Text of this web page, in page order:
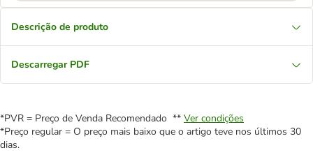
Descrição de produto
Descarregar PDF
*PVR = Preço de Venda Recomendado ** Ver condições
*Preço regular = O preço mais baixo que o artigo teve nos últimos 30
dias.